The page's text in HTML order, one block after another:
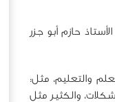
حازم أبو جزر
والتعليم، مثل:
والكثير مثل